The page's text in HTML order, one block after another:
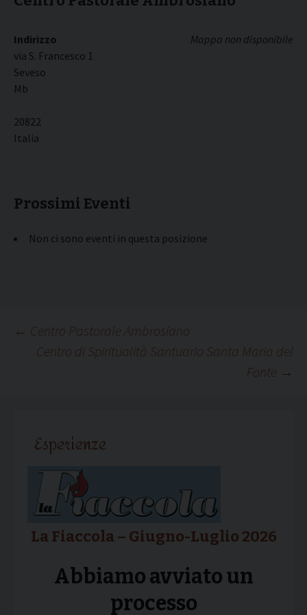
Mappa non disponibile
Indirizzo
via S. Francesco 1
Seveso
Mb
20822
Italia
Prossimi Eventi
Non ci sono eventi in questa posizione
Navigazione
← Centro Pastorale Ambrosiano
Centro di Spiritualità Santuario Santa Maria del
Fonte →
Esperienze
La Fiaccola – Giugno-Luglio 2026
Abbiamo avviato un
processo